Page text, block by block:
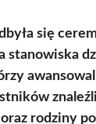
się
stanowiska
rodziny